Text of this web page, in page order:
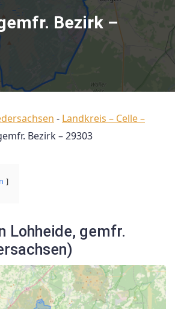
Bezirk –
- Landkreis – Celle –
Bezirk – 29303
Lohheide, gemfr.